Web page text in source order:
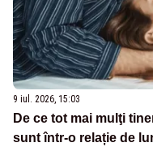
9 iul. 2026, 15:03
De ce tot mai mulţi
sunt într-o relație de